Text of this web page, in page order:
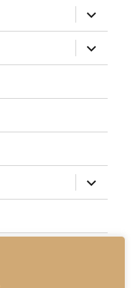
раскрыть
дочернее
меню
раскрыть
дочернее
меню
раскрыть
дочернее
меню